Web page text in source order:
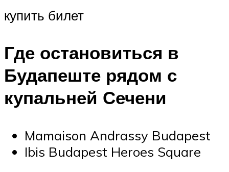
купить билет
Где остановиться в
Будапеште рядом с
купальней Сечени
Mamaison Andrassy Budapest
Ibis Budapest Heroes Square